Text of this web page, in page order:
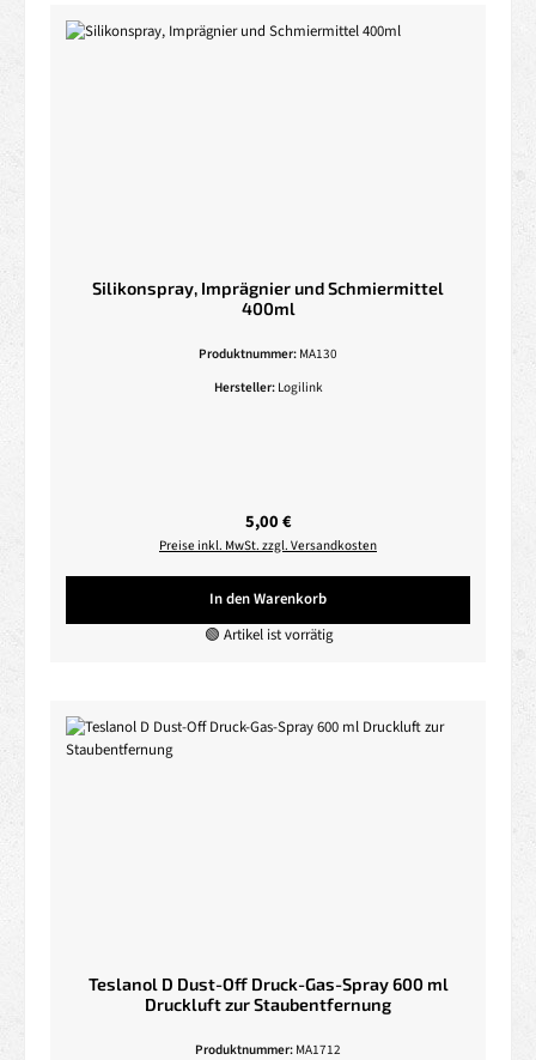
Silikonspray, Imprägnier und Schmiermittel
400ml
Produktnummer: MA130
Hersteller: Logilink
Regulärer Preis:
5,00 €
Preise inkl. MwSt. zzgl. Versandkosten
In den Warenkorb
🟢 Artikel ist vorrätig
Teslanol D Dust-Off Druck-Gas-Spray 600 ml
Druckluft zur Staubentfernung
Produktnummer: MA1712